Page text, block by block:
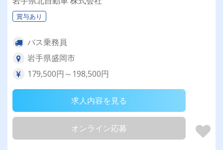
賞与あり
バス乗務員
岩手県盛岡市
179,500円～198,500円
求人内容を見る
オンライン応募